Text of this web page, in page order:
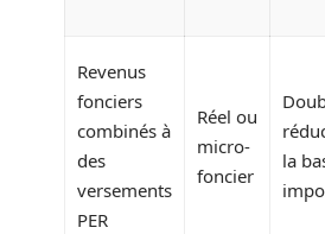
Revenus
fonciers
combinés à
des
versements
PER
Réel ou
micro-
foncier
la